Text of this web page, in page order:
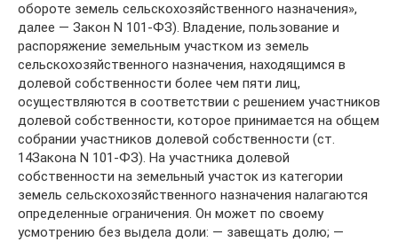
обороте земель сельскохозяйственного назначения»,
далее — Закон N 101-ФЗ). Владение, пользование и
распоряжение земельным участком из земель
сельскохозяйственного назначения, находящимся в
долевой собственности более чем пяти лиц,
осуществляются в соответствии с решением участников
долевой собственности, которое принимается на общем
собрании участников долевой собственности (ст.
14Закона N 101-ФЗ). На участника долевой
собственности на земельный участок из категории
земель сельскохозяйственного назначения налагаются
определенные ограничения. Он может по своему
усмотрению без выдела доли: — завещать долю; —